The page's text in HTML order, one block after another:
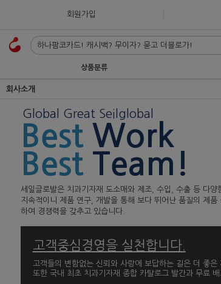
회원가입
상품분류
회사소개
Global Great Seilglobal
BestWork
BestTeam!
세일글로발은 치과기자재 도소매와 제조, 수입, 수출 등 다
지속적이니 제품 연구, 개발을 통해 보다 뛰어난 품질의 제
하여 경쟁력을 갖추고 있습니다.
고객중심경영을 실천합니다.
고객들의 변함없는 신뢰와 사랑에 보답하는 길은 더 좋
또한 국내 최초 치과기자재 종합 카탈로그 발간과 무료